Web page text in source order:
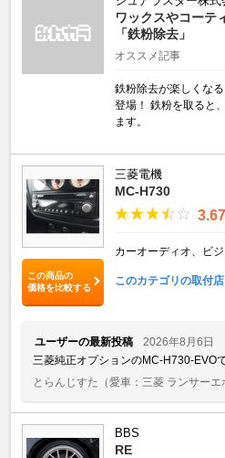
ワックスやコーテ
「鉄粉除去」
オススメ記事
鉄粉除去が楽しくな
登場！ 鉄粉を取ると
ます。
この商品の
価格を比較する
三菱電機
MC-H730
3.67
カーオーディオ、ビ
このカテゴリの取付
ユーザーの最新投稿
2026年8月6日
三菱純正オプションのMC-H730-EVO
とらんじすた （愛車：三菱 ランサーエ
BBS
RE